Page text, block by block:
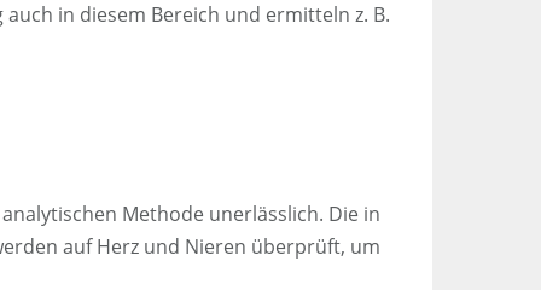
in diesem Bereich und ermitteln z. B.
Methode unerlässlich. Die in
auf Herz und Nieren überprüft, um